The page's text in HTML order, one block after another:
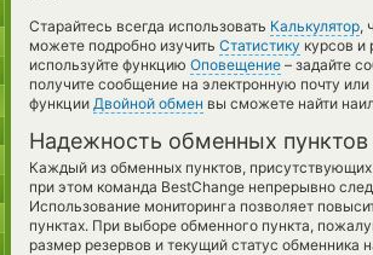
Старайтесь всегда использовать Калькулятор,
можете подробно изучить Статистику курсов и
используйте функцию Оповещение – задайте
получите сообщение на электронную почту
функции Двойной обмен вы сможете найти
Надежность обменных пунктов
Каждый из обменных пунктов,
при этом команда BestChange непрерывно
Использование мониторинга позволяет
пунктах. При выборе обменного пункта,
размер резервов и текущий статус обменника